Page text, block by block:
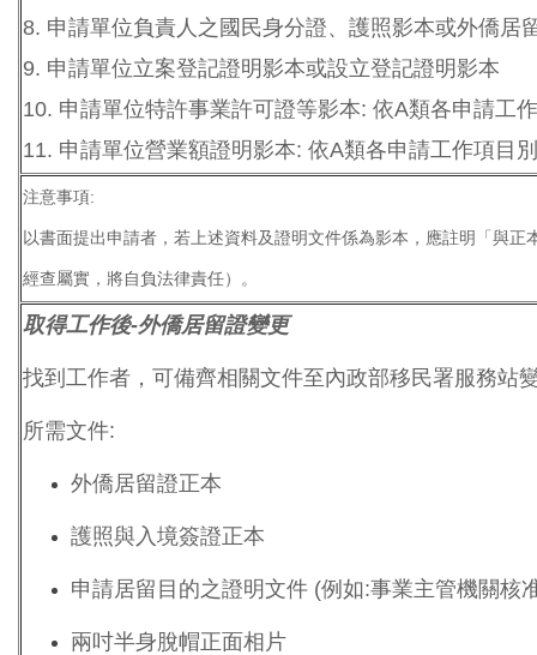
8. 申請單位負責人之國民身分證、護照影本或外僑居
9. 申請單位立案登記證明影本或設立登記證明影本
10. 申請單位特許事業許可證等影本: 依A類各申請工
11. 申請單位營業額證明影本: 依A類各申請工作項目
注意事項:
以書面提出申請者，若上述資料及證明文件係為影本，應註明「與
經查屬實，將自負法律責任）。
取得工作後-外僑居留證變更
找到工作者，可備齊相關文件至內政部移民署服務站
所需文件:
外僑居留證正本
護照與入境簽證正本
申請居留目的之證明文件 (例如:事業主管機關核
兩吋半身脫帽正面相片